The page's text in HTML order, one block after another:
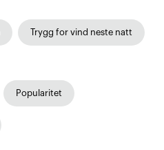
Trygg for vind neste natt
Popularitet